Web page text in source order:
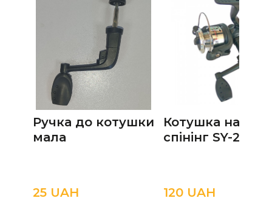
Ручка до котушки
мала
25 UAН
Котушка на
спінінг SY-200
120 UAН